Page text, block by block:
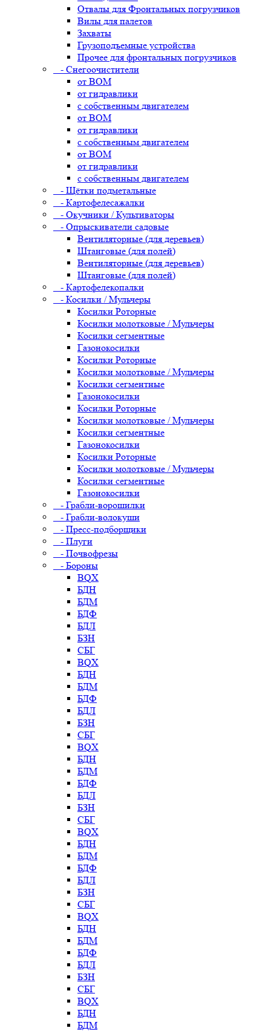
Отвалы для Фронтальных погрузчиков
Вилы для палетов
Захваты
Грузоподъемные устройства
Прочее для фронтальных погрузчиков
- Снегоочистители
от ВОМ
от гидравлики
с собственным двигателем
от ВОМ
от гидравлики
с собственным двигателем
от ВОМ
от гидравлики
с собственным двигателем
- Щётки подметальные
- Картофелесажалки
- Окучники / Культиваторы
- Опрыскиватели садовые
Вентиляторные (для деревьев)
Штанговые (для полей)
Вентиляторные (для деревьев)
Штанговые (для полей)
- Картофелекопалки
- Косилки / Мульчеры
Косилки Роторные
Косилки молотковые / Мульчеры
Косилки сегментные
Газонокосилки
Косилки Роторные
Косилки молотковые / Мульчеры
Косилки сегментные
Газонокосилки
Косилки Роторные
Косилки молотковые / Мульчеры
Косилки сегментные
Газонокосилки
Косилки Роторные
Косилки молотковые / Мульчеры
Косилки сегментные
Газонокосилки
- Грабли-ворошилки
- Грабли-волокуши
- Пресс-подборщики
- Плуги
- Почвофрезы
- Бороны
BQX
БДН
БДМ
БДФ
БДЛ
БЗН
СБГ
BQX
БДН
БДМ
БДФ
БДЛ
БЗН
СБГ
BQX
БДН
БДМ
БДФ
БДЛ
БЗН
СБГ
BQX
БДН
БДМ
БДФ
БДЛ
БЗН
СБГ
BQX
БДН
БДМ
БДФ
БДЛ
БЗН
СБГ
BQX
БДН
БДМ